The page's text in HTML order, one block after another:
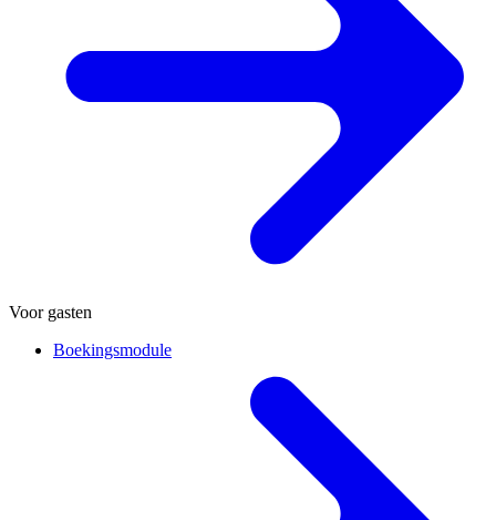
Voor gasten
Boekingsmodule